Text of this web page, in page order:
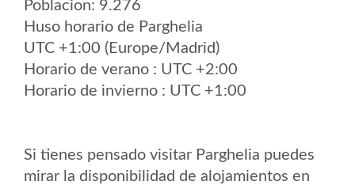
Poblacion: 9.276
Huso horario de Parghelia
UTC +1:00 (Europe/Madrid)
Horario de verano : UTC +2:00
Horario de invierno : UTC +1:00
Si tienes pensado visitar Parghelia puedes
mirar la disponibilidad de alojamientos en